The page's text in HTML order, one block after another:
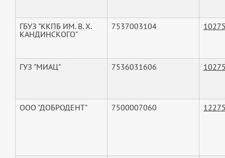
ГБУЗ "ККПБ ИМ. В. Х.
КАНДИНСКОГО"
7537003104
ГУЗ "МИАЦ" 7536031606
ООО "ДОБРОДЕНТ" 7500007060